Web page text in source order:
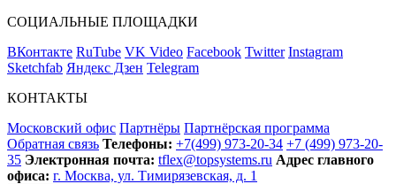
СОЦИАЛЬНЫЕ ПЛОЩАДКИ
ВКонтакте RuTube VK Video Facebook Twitter Instagram
Sketchfab Яндекс Дзен Telegram
КОНТАКТЫ
Московский офис Партнёры Партнёрская программа
Обратная связь Телефоны: +7(499) 973-20-34 +7 (499) 973-20-
35 Электронная почта: tflex@topsystems.ru Адрес главного
офиса: г. Москва, ул. Тимирязевская, д. 1